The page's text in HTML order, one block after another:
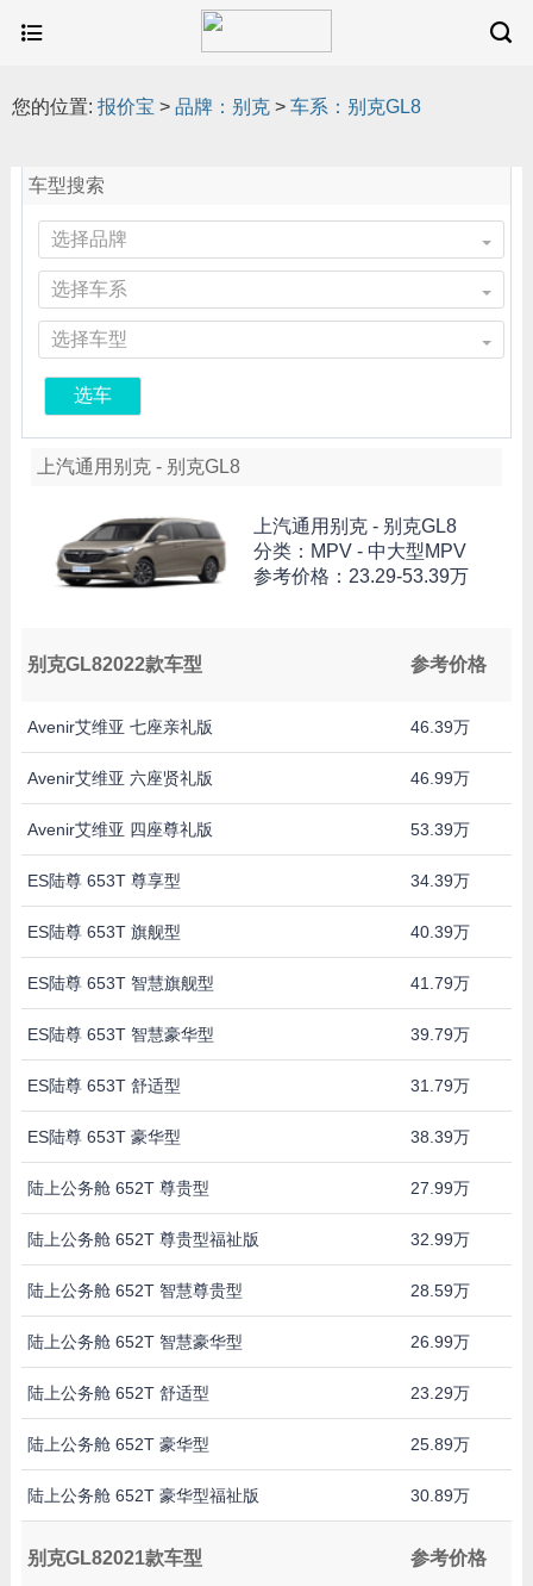
您的位置: 报价宝 > 品牌：别克 > 车系：别克GL8
车型搜索
选择品牌
选择车系
选择车型
选车
上汽通用别克 - 别克GL8
上汽通用别克 - 别克GL8
分类：MPV - 中大型MPV
参考价格： 23.29-53.39万
别克GL82022款车型 参考价格
Avenir艾维亚 七座亲礼版 46.39万
Avenir艾维亚 六座贤礼版 46.99万
Avenir艾维亚 四座尊礼版 53.39万
ES陆尊 653T 尊享型 34.39万
ES陆尊 653T 旗舰型 40.39万
ES陆尊 653T 智慧旗舰型 41.79万
ES陆尊 653T 智慧豪华型 39.79万
ES陆尊 653T 舒适型 31.79万
ES陆尊 653T 豪华型 38.39万
陆上公务舱 652T 尊贵型 27.99万
陆上公务舱 652T 尊贵型福祉版 32.99万
陆上公务舱 652T 智慧尊贵型 28.59万
陆上公务舱 652T 智慧豪华型 26.99万
陆上公务舱 652T 舒适型 23.29万
陆上公务舱 652T 豪华型 25.89万
陆上公务舱 652T 豪华型福祉版 30.89万
别克GL82021款车型 参考价格